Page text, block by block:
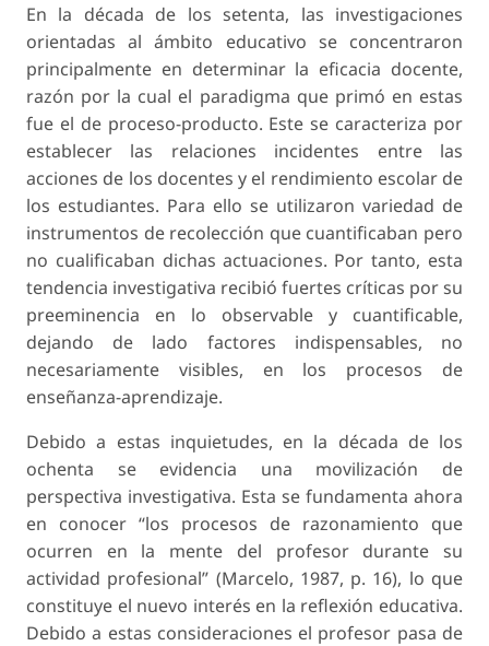
En la década de los setenta, las investigaciones
orientadas al ámbito educativo se concentraron
principalmente en determinar la eficacia docente,
razón por la cual el paradigma que primó en estas
fue el de proceso-producto. Este se caracteriza por
establecer las relaciones incidentes entre las
acciones de los docentes y el rendimiento escolar de
los estudiantes. Para ello se utilizaron variedad de
instrumentos de recolección que cuantificaban pero
no cualificaban dichas actuaciones. Por tanto, esta
tendencia investigativa recibió fuertes críticas por su
preeminencia en lo observable y cuantificable,
dejando de lado factores indispensables, no
necesariamente visibles, en los procesos de
enseñanza-aprendizaje.
Debido a estas inquietudes, en la década de los
ochenta se evidencia una movilización de
perspectiva investigativa. Esta se fundamenta ahora
en conocer “los procesos de razonamiento que
ocurren en la mente del profesor durante su
actividad profesional” (Marcelo, 1987, p. 16), lo que
constituye el nuevo interés en la reflexión educativa.
Debido a estas consideraciones el profesor pasa de